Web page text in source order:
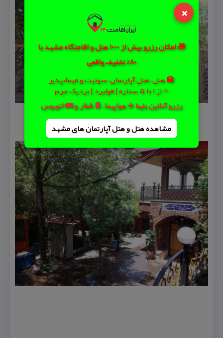
×
🎁 امکان رزرو بیش از 1000 هتل و اقامتگاه مشهد با
80% تخفیف واقعی
🏨 هتل، هتل آپارتمان، سوئیت و مهمانپذیر
⭐ از 1 تا 5 ستاره | فولبرد | نزدیک حرم
رزرو آنلاین بلیط ✈️ هواپیما، 🚆 قطار و 🚌 اتوبوس
مشاهده هتل و هتل‌ آپارتمان های مشهد